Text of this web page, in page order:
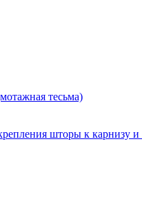
тесьма)
шторы к карнизу